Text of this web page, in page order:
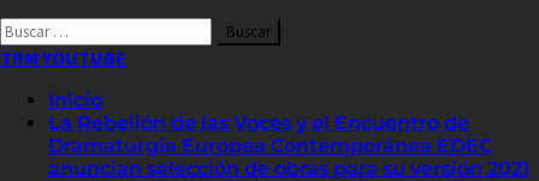
Buscar
por:
TRM YOUTUBE
Inicio
La Rebelión de las Voces y el Encuentro de
Dramaturgia Europea Contemporánea EDEC
anuncian selección de obras para su versión 2021